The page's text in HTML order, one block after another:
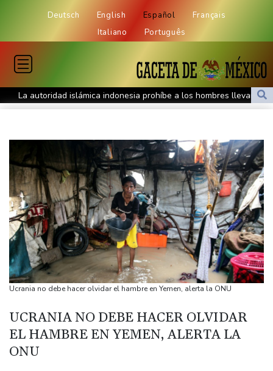
Deutsch English Español
Français
Italiano
Português
La autoridad islámica indonesia prohíbe a los hombres llevar
"ropa femenina" para celebrar la independencia
empatado con el de 2022
Irán ve en el acuerdo entre Arabia Saudita, Pakistán y Turquía un
"cambio de percepción" hacia EEUU
Un julio de calor récord en regiones donde viven 900 millones de
personas (análisis AFP)
Arrancó el juicio por el asesinato del rapero Tupac Shakur, 30
años después
Grecia lucha contra un nuevo incendio cerca de Atenas avivado
por fuertes vientos
elecciones parlamentarias
Innes FitzGerald, "la Greta Thunberg del atletismo", altavoz en el
Europeo por la causa ambiental
Ucrania no debe hacer olvidar el hambre en Yemen, alerta la ONU
UCRANIA NO DEBE HACER OLVIDAR
EL HAMBRE EN YEMEN, ALERTA LA
ONU